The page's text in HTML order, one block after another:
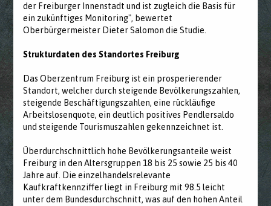
der Freiburger Innenstadt und ist zugleich die Basis für
ein zukünftiges Monitoring", bewertet
Oberbürgermeister Dieter Salomon die Studie.
Strukturdaten des Standortes Freiburg
Das Oberzentrum Freiburg ist ein prosperierender
Standort, welcher durch steigende Bevölkerungszahlen,
steigende Beschäftigungszahlen, eine rückläufige
Arbeitslosenquote, ein deutlich positives Pendlersaldo
und steigende Tourismuszahlen gekennzeichnet ist.
Überdurchschnittlich hohe Bevölkerungsanteile weist
Freiburg in den Altersgruppen 18 bis 25 sowie 25 bis 40
Jahre auf. Die einzelhandelsrelevante
Kaufkraftkennziffer liegt in Freiburg mit 98.5 leicht
unter dem Bundesdurchschnitt, was auf den hohen Anteil